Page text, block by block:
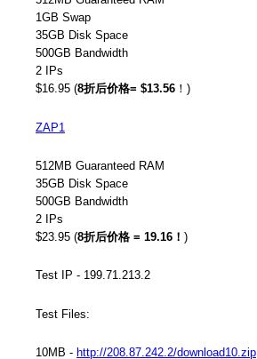
1GB Swap
35GB Disk Space
500GB Bandwidth
2 IPs
$16.95 (8折后价格= $13.56 ！)
ZAP1
512MB Guaranteed RAM
35GB Disk Space
500GB Bandwidth
2 IPs
$23.95 (8折后价格 = 19.16！ )
Test IP - 199.71.213.2
Test Files:
10MB - http://208.87.242.2/download10.zip